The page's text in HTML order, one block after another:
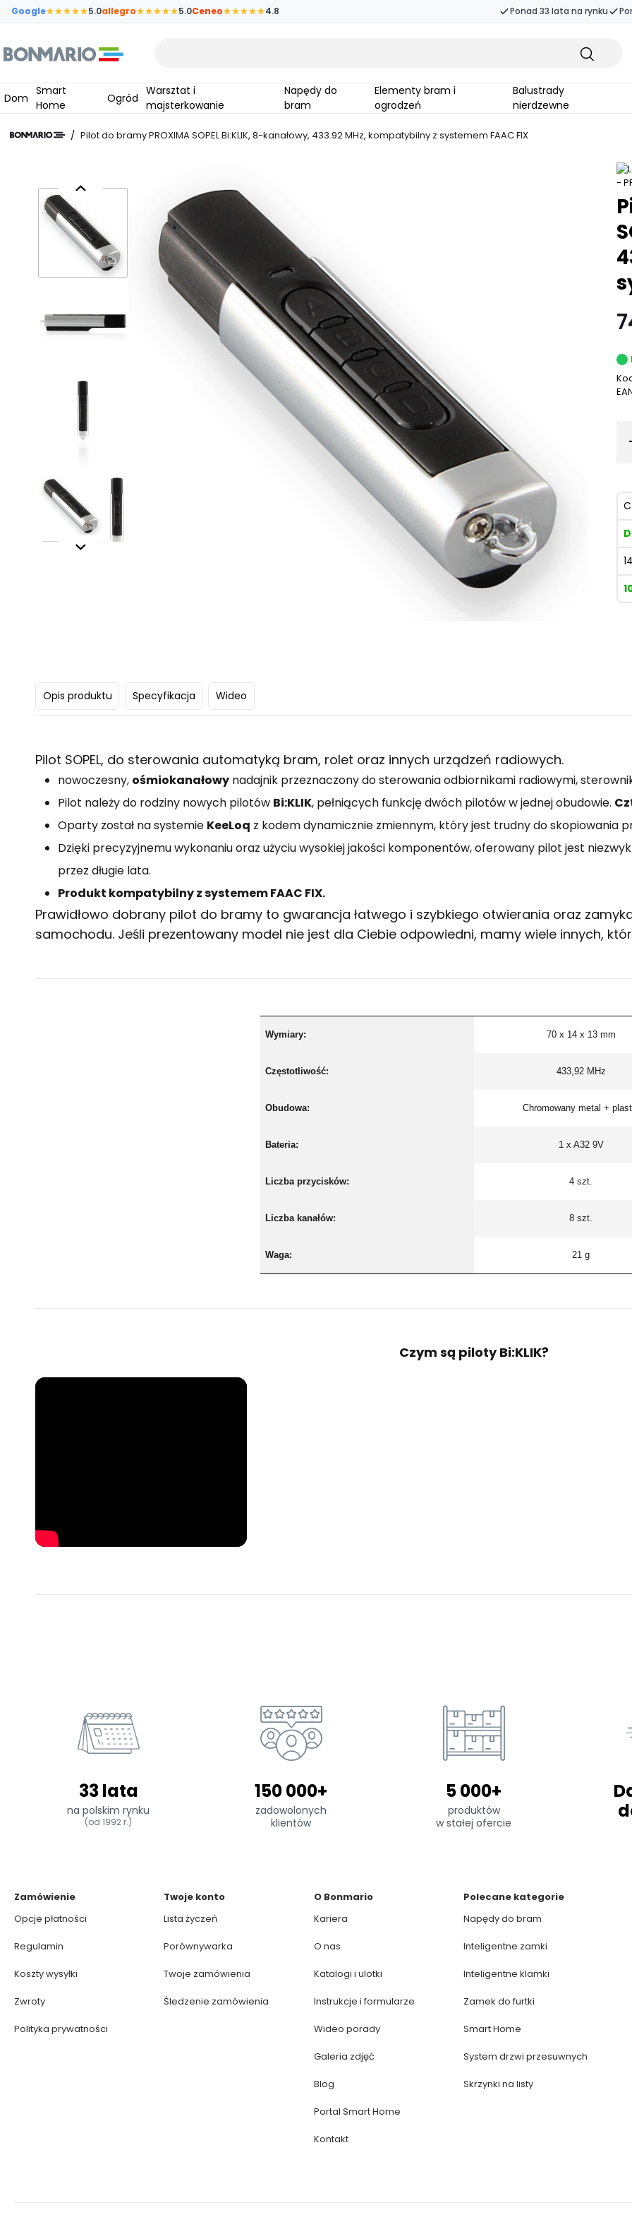
Przejdź do głównej zawartości strony
Google 5.0allegro 5.0Ceneo 4.8 Ponad 33 lata na rynku
Dom
Smart
Home
Ogród
Warsztat i
majsterkowanie
Napędy do
bram
Elementy bram i
ogrodzeń
Balustrady
nierdzewne
/ Pilot do bramy PROXIMA SOPEL Bi:KLIK, 8-kanałowy, 433.92 MHz, kompatybilny z systemem FAAC FIX
Opis produktu Specyfikacja Wideo
Pilot SOPEL, do sterowania automatyką bram, rolet oraz innych urządzeń radiowych.
nowoczesny, ośmiokanałowy nadajnik przeznaczony do sterowania odbiornikami radiowymi,
Pilot należy do rodziny nowych pilotów Bi:KLIK, pełniących funkcję dwóch pilotów w jednej obudowie.
Oparty został na systemie KeeLoq z kodem dynamicznie zmiennym, który jest trudny do skopiowania
Dzięki precyzyjnemu wykonaniu oraz użyciu wysokiej jakości komponentów, oferowany pilot jest
przez długie lata.
Produkt kompatybilny z systemem FAAC FIX.
Prawidłowo dobrany pilot do bramy to gwarancja łatwego i szybkiego otwierania oraz
samochodu. Jeśli prezentowany model nie jest dla Ciebie odpowiedni, mamy wiele innych,
Wymiary: 70 x 14 x 13 mm
Częstotliwość: 433,92 MHz
Obudowa: Chromowany metal +
Bateria: 1 x A32 9V
Liczba przycisków: 4 szt.
Liczba kanałów: 8 szt.
Waga: 21 g
Czym są piloty Bi:KLIK?
33 lata
na polskim rynku
(od 1992 r.)
150 000+
zadowolonych
klientów
5 000+
produktów
w stałej ofercie
Zamówienie
Opcje płatności
Regulamin
Koszty wysyłki
Zwroty
Polityka prywatności
Twoje konto
Lista życzeń
Porównywarka
Twoje zamówienia
Śledzenie zamówienia
O Bonmario
Kariera
O nas
Katalogi i ulotki
Instrukcje i formularze
Wideo porady
Galeria zdjęć
Blog
Portal Smart Home
Kontakt
Polecane kategorie
Napędy do bram
Inteligentne zamki
Inteligentne klamki
Zamek do furtki
Smart Home
System drzwi przesuwnych
Skrzynki na listy